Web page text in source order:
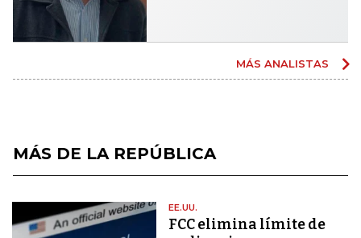
MÁS ANALISTAS
MÁS DE LA REPÚBLICA
EE.UU.
FCC elimina límite de